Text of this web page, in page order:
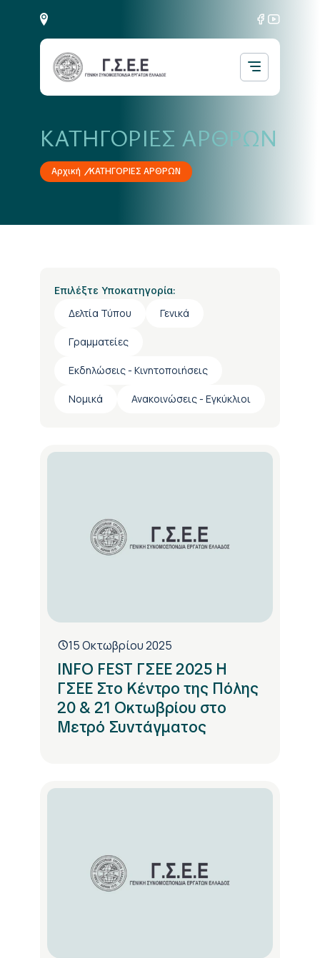
ΚΑΤΗΓΟΡΙΕΣ ΑΡΘΡΩΝ
Αρχική ΚΑΤΗΓΟΡΙΕΣ ΑΡΘΡΩΝ
Επιλέξτε Υποκατηγορία:
Δελτία Τύπου Γενικά
Γραμματείες
Εκδηλώσεις - Κινητοποιήσεις
Νομικά Ανακοινώσεις - Εγκύκλιοι
15 Οκτωβρίου 2025
INFO FEST ΓΣΕΕ 2025 Η
ΓΣΕΕ Στο Κέντρο της Πόλης
20 & 21 Οκτωβρίου στο
Μετρό Συντάγματος